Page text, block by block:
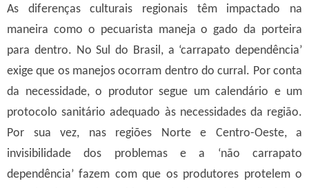
As diferenças culturais regionais têm impactado na
maneira como o pecuarista maneja o gado da porteira
para dentro. No Sul do Brasil, a ‘carrapato dependência’
exige que os manejos ocorram dentro do curral. Por conta
da necessidade, o produtor segue um calendário e um
protocolo sanitário adequado às necessidades da região.
Por sua vez, nas regiões Norte e Centro-Oeste, a
invisibilidade dos problemas e a ‘não carrapato
dependência’ fazem com que os produtores protelem o